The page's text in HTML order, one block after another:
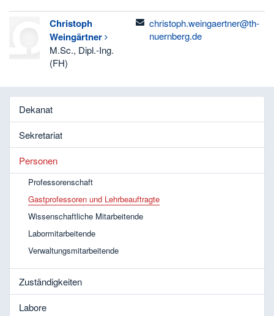
Christoph
Weingärtner
M.Sc., Dipl.-Ing.
(FH)
email
christoph.weingaertner@th-
nuernberg.de
Dekanat
Sekretariat
Personen
Professorenschaft
Gastprofessoren und Lehrbeauftragte
Wissenschaftliche Mitarbeitende
Labormitarbeitende
Verwaltungsmitarbeitende
Zuständigkeiten
Labore